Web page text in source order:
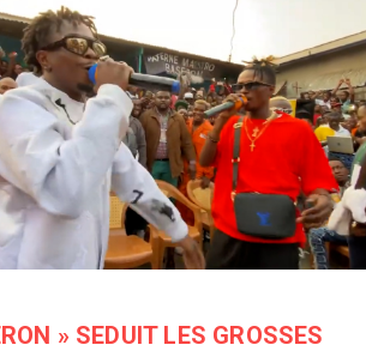
» SEDUIT LES GROSSES